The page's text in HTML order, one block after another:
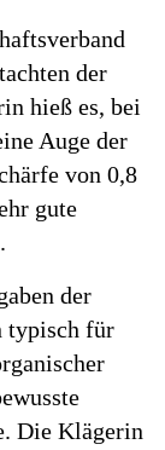
der
hieß es, bei
Auge der
von 0,8
gute
der
typisch für
Die Klägerin